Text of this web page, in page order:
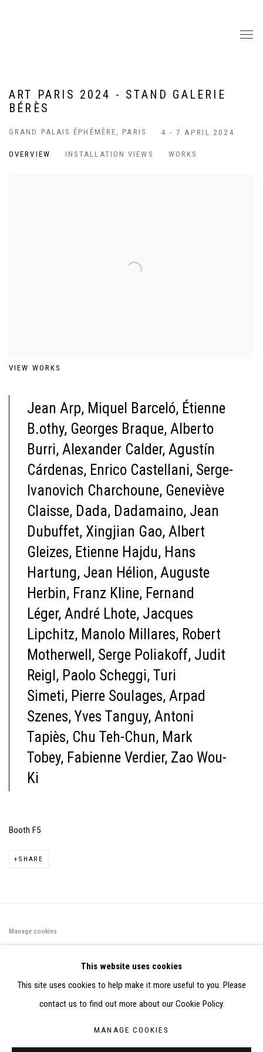
ART PARIS 2024 - STAND GALERIE
BÉRÈS
GRAND PALAIS ÉPHÉMÈRE, PARIS 4 - 7 APRIL 2024
OVERVIEW INSTALLATION VIEWS WORKS
VIEW WORKS
Jean Arp, Miquel Barceló, Étienne
B.othy, Georges Braque, Alberto
Burri, Alexander Calder, Agustín
Cárdenas, Enrico Castellani, Serge-
Ivanovich Charchoune, Geneviève
Claisse, Dada, Dadamaino, Jean
Dubuffet, Xingjian Gao, Albert
Gleizes, Etienne Hajdu, Hans
Hartung, Jean Hélion, Auguste
Herbin, Franz Kline, Fernand
Léger, André Lhote, Jacques
Lipchitz, Manolo Millares, Robert
Motherwell, Serge Poliakoff, Judit
Reigl, Paolo Scheggi, Turi
Simeti, Pierre Soulages, Arpad
Szenes, Yves Tanguy, Antoni
Tapiès, Chu Teh-Chun, Mark
Tobey, Fabienne Verdier, Zao Wou-
Ki
Booth F5
SHARE
Manage cookies
PARTIR DES DONNÉES COLLECTÉES PAR ELISABETH KLIMOFF
DE 2015 À 2019
SITE BY ARTLOGIC
This website uses cookies
This site uses cookies to help make it more useful to you. Please
contact us to find out more about our Cookie Policy.
MANAGE COOKIES